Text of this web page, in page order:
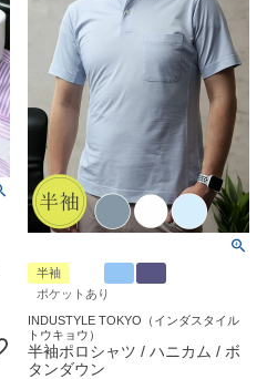
半袖
ポケットあり
INDUSTYLE TOKYO（インダスタイル
トウキョウ）
半袖ポロシャツ / ハニカム / ボ
タンダウン